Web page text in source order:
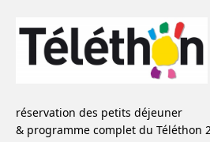
réservation des petits déjeuner
& programme complet du Téléthon